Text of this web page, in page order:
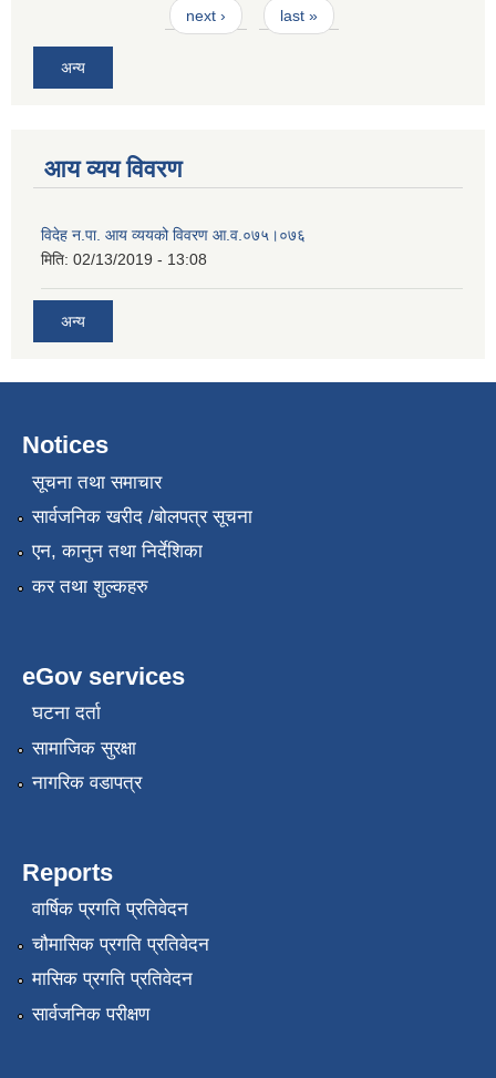
next › last »
अन्य
आय व्यय विवरण
विदेह न.पा. आय व्ययको विवरण आ.व.०७५।०७६
मिति: 02/13/2019 - 13:08
अन्य
Notices
सूचना तथा समाचार
सार्वजनिक खरीद /बोलपत्र सूचना
एन, कानुन तथा निर्देशिका
कर तथा शुल्कहरु
eGov services
घटना दर्ता
सामाजिक सुरक्षा
नागरिक वडापत्र
Reports
वार्षिक प्रगति प्रतिवेदन
चौमासिक प्रगति प्रतिवेदन
मासिक प्रगति प्रतिवेदन
सार्वजनिक परीक्षण